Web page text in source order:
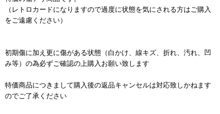
（レトロカードになりますので過度に状態を気にされる方はご購入
をご遠慮ください）
初期傷に加え更に傷がある状態（白かけ、線キズ、折れ、汚れ、凹
み等）の為必ずご確認の上購入お願い致します
特価商品につきまして購入後の返品キャンセルは対応致しかねます
のでご了承ください